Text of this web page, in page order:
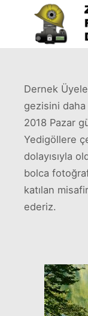
Dernek
gezisini daha
2018 Pazar
Yedigöllere
dolayısıyla
bolca
katılan
ederiz.